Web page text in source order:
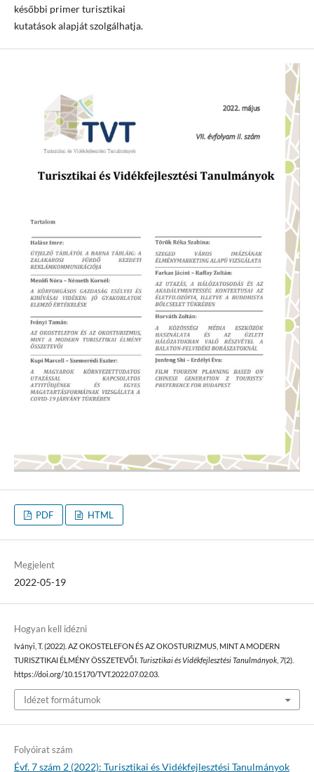
későbbi primer turisztikai
kutatások alapját szolgálhatja.
PDF HTML
Megjelent
2022-05-19
Hogyan kell idézni
Iványi, T. (2022). AZ OKOSTELEFON ÉS AZ OKOSTURIZMUS, MINT A MODERN
TURISZTIKAI ÉLMÉNY ÖSSZETEVŐI. Turisztikai és Vidékfejlesztési Tanulmányok, 7(2).
https://doi.org/10.15170/TVT.2022.07.02.03.
Idézet formátumok
Folyóirat szám
Évf. 7 szám 2 (2022): Turisztikai és Vidékfejlesztési Tanulmányok